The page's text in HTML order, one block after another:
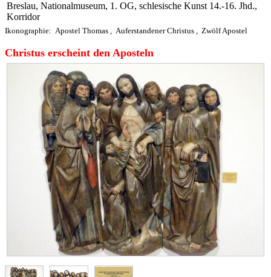
Breslau, Nationalmuseum, 1. OG, schlesische Kunst 14.-16. Jhd.,
Korridor
Ikonographie: Apostel Thomas , Auferstandener Christus , Zwölf Apostel
Christus erscheint den Aposteln